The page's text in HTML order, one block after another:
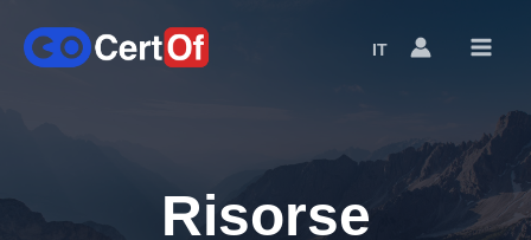
ITLanguage
Risorse